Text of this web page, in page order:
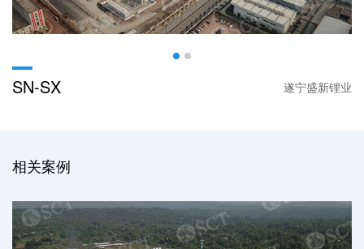
SN-SX 遂宁盛新锂业
相关案例